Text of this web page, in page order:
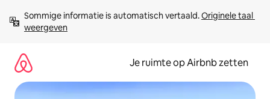
direct
naar
Sommige informatie is automatisch vertaald. Originele taal
weergeven
Je ruimte op Airbnb zetten